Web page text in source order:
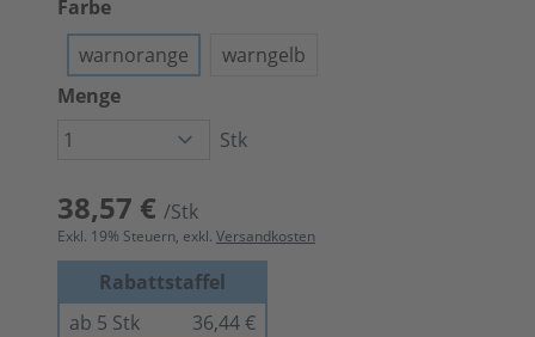
Farbe
warnorange
warngelb
Menge
Stk
38,57 € /Stk
Exkl. 19% Steuern, exkl. Versandkosten
Rabattstaffel
ab 5 Stk
36,44 €